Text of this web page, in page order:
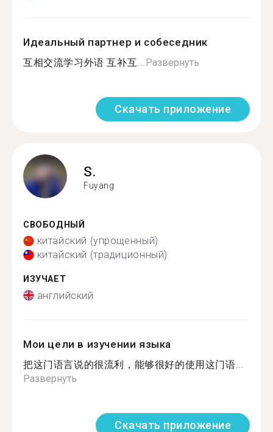
Идеальный партнер и собеседник
互相交流学习外语 互补互... Развернуть
Скачать приложение
S.
Fuyang
СВОБОДНЫЙ
китайский (упрощенный)
китайский (традиционный)
ИЗУЧАЕТ
английский
Мои цели в изучении языка
把这门语言说的很流利，能够很好的使用这门语...
Развернуть
Скачать приложение